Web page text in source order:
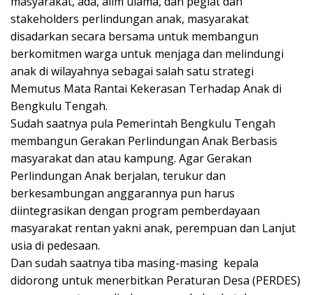
stakeholders perlindungan anak, masyarakat
disadarkan secara bersama untuk membangun
berkomitmen warga untuk menjaga dan melindungi
anak di wilayahnya sebagai salah satu strategi
Memutus Mata Rantai Kekerasan Terhadap Anak di
Bengkulu Tengah.
Sudah saatnya pula Pemerintah Bengkulu Tengah
membangun Gerakan Perlindungan Anak Berbasis
masyarakat dan atau kampung. Agar Gerakan
Perlindungan Anak berjalan, terukur dan
berkesambungan anggarannya pun harus
diintegrasikan dengan program pemberdayaan
masyarakat rentan yakni anak, perempuan dan Lanjut
usia di pedesaan.
Dan sudah saatnya tiba masing-masing kepala
didorong untuk menerbitkan Peraturan Desa (PERDES)